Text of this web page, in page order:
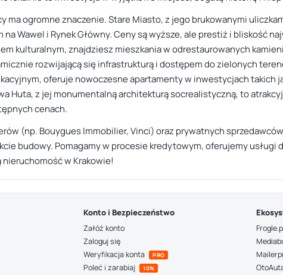
ma ogromne znaczenie. Stare Miasto, z jego brukowanymi
Wawel i Rynek Główny. Ceny są wyższe, ale prestiż i bliskość
kulturalnym, znajdziesz mieszkania w odrestaurowanych
rozwijającą się infrastrukturą i dostępem do zielonych
oferuje nowoczesne apartamenty w inwestycjach takich
Huta, z jej monumentalną architekturą socrealistyczną, to
cenach.
(np. Bouygues Immobilier, Vinci) oraz prywatnych
budowy. Pomagamy w procesie kredytowym, oferujemy usługi
w Krakowie!
Konto i Bezpieczeństwo
Załóż konto
Zaloguj się
Weryfikacja konta
PRO
Poleć i zarabiaj 10%